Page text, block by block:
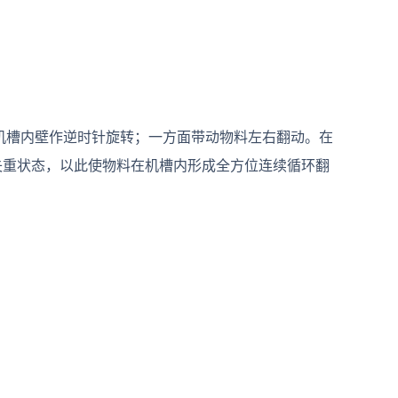
内壁作逆时针旋转；一方面带动物料左右翻动。在
状态，以此使物料在机槽内形成全方位连续循环翻